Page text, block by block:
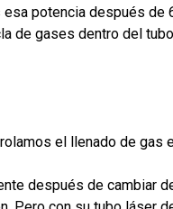
potencia después de
de gases dentro del
el llenado de
después de cambiar